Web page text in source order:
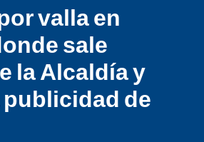
valla en
sale
la Alcaldía y
de